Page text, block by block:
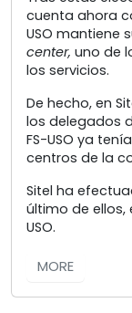
cuenta ahora
USO mantiene
center, uno de
los servicios.
De hecho, en
los delegados
FS-USO ya
centros de la
Sitel ha
último de ellos,
USO.
MORE